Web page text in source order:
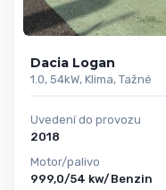
Dacia Logan
1.0, 54kW, Klima, Tažné
Uvedení do provozu
2018
Motor/palivo
999,0/54 kw/Benzin